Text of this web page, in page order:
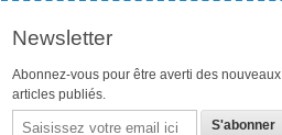
Newsletter
Abonnez-vous pour être averti des nouveaux
articles publiés.
Email